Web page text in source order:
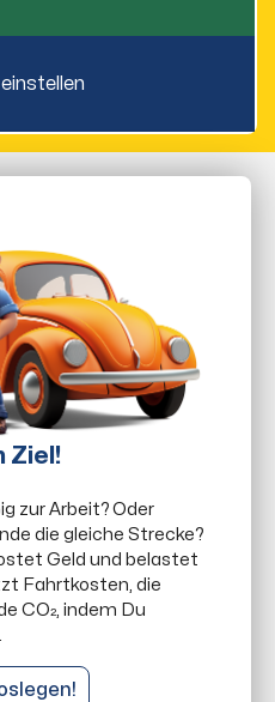
Ziel!
zur Arbeit? Oder
die gleiche Strecke?
Geld und belastet
Fahrtkosten, die
CO₂, indem Du